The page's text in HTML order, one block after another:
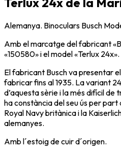
Alemanya. Binoculars Busch
Amb el marcatge del fabricant
«150580» i el model «Terlux 24x».
El fabricant Busch va presentar
fabricar fins al 1935. La variant
d’aquesta sèrie i la més difícil de
ha constància del seu ús per
Royal Navy britànica i la
alemanyes.
Amb l´estoig de cuir d´origen.